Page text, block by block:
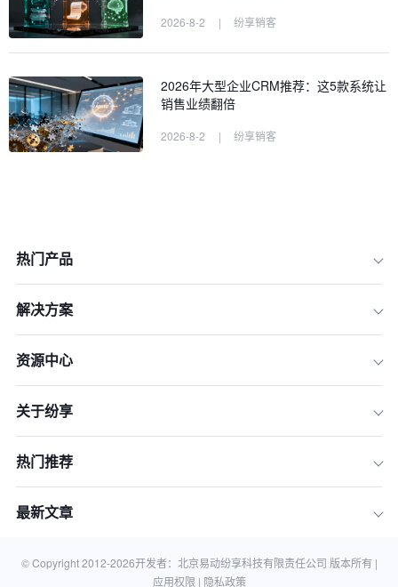
行动指南
2026-8-2 | 纷享销客
2026年大型企业CRM推荐：这5款系统让
销售业绩翻倍
2026-8-2 | 纷享销客
热门产品
解决方案
资源中心
关于纷享
热门推荐
最新文章
© Copyright 2012-2026开发者：北京易动纷享科技有限责任公司 版本所有 |
应用权限 | 隐私政策